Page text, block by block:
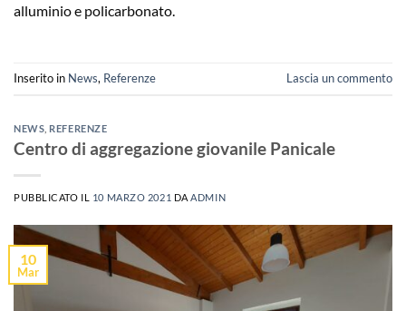
alluminio e policarbonato.
Inserito in News, Referenze Lascia un commento
NEWS REFERENZE
Centro di aggregazione giovanile Panicale
PUBBLICATO IL 10 MARZO 2021 DAADMIN
10
Mar